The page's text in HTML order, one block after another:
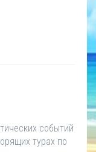
событий
турах по